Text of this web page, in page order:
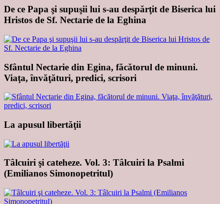
De ce Papa şi supuşii lui s-au despărţit de Biserica lui
Hristos de Sf. Nectarie de la Eghina
Sfântul Nectarie din Egina, făcătorul de minuni.
Viaţa, învăţături, predici, scrisori
La apusul libertăţii
Tâlcuiri şi cateheze. Vol. 3: Tâlcuiri la Psalmi
(Emilianos Simonopetritul)